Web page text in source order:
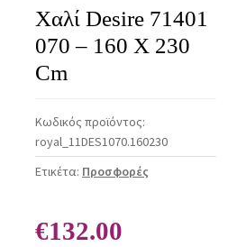
Χαλί Desire 71401
070 – 160 X 230
Cm
Κωδικός προϊόντος:
royal_11DES1070.160230
Ετικέτα: Προσφορές
€132.00